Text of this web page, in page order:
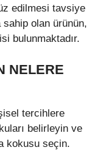
edilmesi tavsiye
olan ürünün,
bulunmaktadır.
NELERE
tercihlere
belirleyin ve
kokusu seçin.